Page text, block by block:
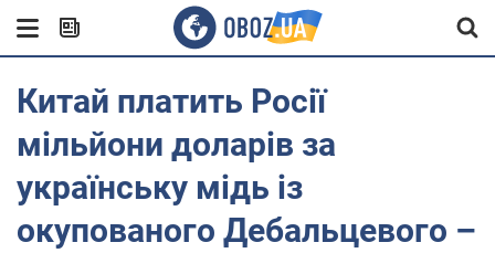
Китай платить Росії
мільйони доларів за
українську мідь із
окупованого Дебальцевого –